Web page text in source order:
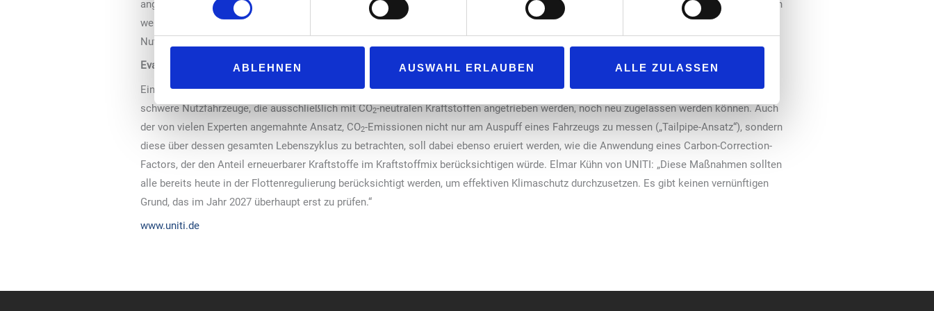
ABLEHNEN AUSWAHL ERLAUBEN ALLE ZULASSEN
angewiesen sind. Es ist geradezu fahrlässig, wie schnell und widerstandslos das Europäische Parlament seine Position geräumt hat“. Kühn
weiter: „Ohne grüne Kraftstoffe schaffen wir die Energiewende im Verkehr nicht. Das gilt erst recht für den Bereich der schweren
Nutzfahrzeuge, die zukünftig nur noch dann Güter transportieren können, wenn der Wind weht oder die Sonne scheint“.
Evaluierung im Jahr 2027 geplant
Eine Hintertür lässt der Gesetzgeber im Rahmen der für das Jahr 2027 vorgesehenen Evaluierung der Regeln. Dann soll geprüft werden, wie
schwere Nutzfahrzeuge, die ausschließlich mit CO2-neutralen Kraftstoffen angetrieben werden, noch neu zugelassen werden können. Auch
der von vielen Experten angemahnte Ansatz, CO2-Emissionen nicht nur am Auspuff eines Fahrzeugs zu messen („Tailpipe-Ansatz“), sondern
diese über dessen gesamten Lebenszyklus zu betrachten, soll dabei ebenso eruiert werden, wie die Anwendung eines Carbon-Correction-
Factors, der den Anteil erneuerbarer Kraftstoffe im Kraftstoffmix berücksichtigen würde. Elmar Kühn von UNITI: „Diese Maßnahmen sollten
alle bereits heute in der Flottenregulierung berücksichtigt werden, um effektiven Klimaschutz durchzusetzen. Es gibt keinen vernünftigen
Grund, das im Jahr 2027 überhaupt erst zu prüfen.“
www.uniti.de